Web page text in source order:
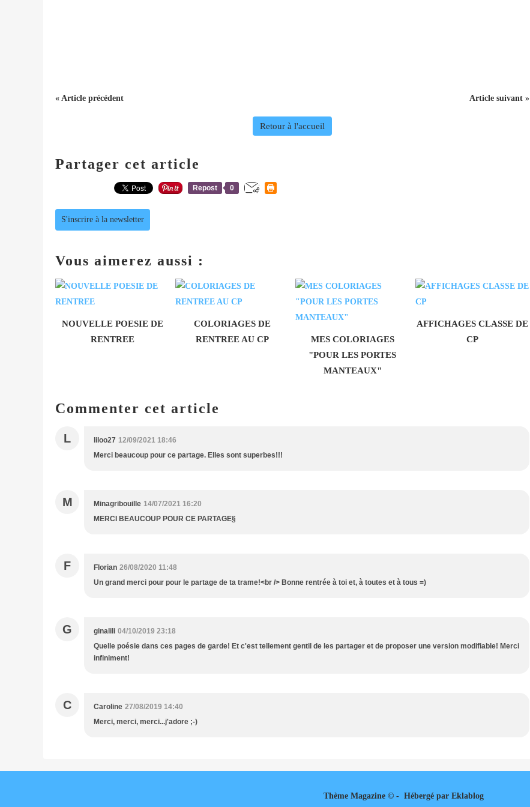
« Article précédent Article suivant »
Retour à l'accueil
Partager cet article
Repost 0
S'inscrire à la newsletter
Vous aimerez aussi :
NOUVELLE POESIE DE
RENTREE
COLORIAGES DE
RENTREE AU CP
MES COLORIAGES
"POUR LES PORTES
MANTEAUX"
AFFICHAGES CLASSE DE
CP
Commenter cet article
L liloo27 12/09/2021 18:46
Merci beaucoup pour ce partage. Elles sont superbes!!!
M Minagribouille 14/07/2021 16:20
MERCI BEAUCOUP POUR CE PARTAGE§
F Florian 26/08/2020 11:48
Un grand merci pour pour le partage de ta trame!<br /> Bonne rentrée à toi et, à toutes et à tous =)
G ginalili 04/10/2019 23:18
Quelle poésie dans ces pages de garde! Et c'est tellement gentil de les partager et de proposer une version modifiable! Merci
infiniment!
C Caroline 27/08/2019 14:40
Merci, merci, merci...j'adore ;-)
Thème Magazine © - Hébergé par Eklablog